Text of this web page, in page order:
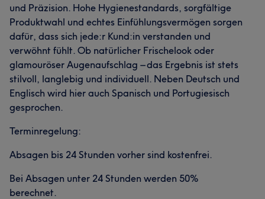
und Präzision. Hohe Hygienestandards, sorgfältige
Produktwahl und echtes Einfühlungsvermögen sorgen
dafür, dass sich jede:r Kund:in verstanden und
verwöhnt fühlt. Ob natürlicher Frischelook oder
glamouröser Augenaufschlag – das Ergebnis ist stets
stilvoll, langlebig und individuell. Neben Deutsch und
Englisch wird hier auch Spanisch und Portugiesisch
gesprochen.
Terminregelung:
Absagen bis 24 Stunden vorher sind kostenfrei.
Bei Absagen unter 24 Stunden werden 50%
berechnet.